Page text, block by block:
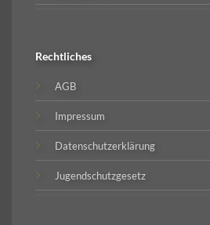
Rechtliches
AGB
Impressum
Datenschutzerklärung
Jugendschutzgesetz